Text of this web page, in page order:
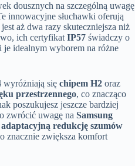
dousznych na szczególną uwagę
innowacyjne słuchawki oferują
aż dwa razy skuteczniejsza niż
ich certyfikat IP57 świadczy o
je idealnym wyborem na różne
wyróżniają się chipem H2 oraz
przestrzennego, co znacząco
poszukujesz jeszcze bardziej
zwrócić uwagę na Samsung
adaptacyjną redukcję szumów
znacznie zwiększa komfort